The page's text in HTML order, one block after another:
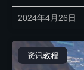
2024年4月26日
资讯教程